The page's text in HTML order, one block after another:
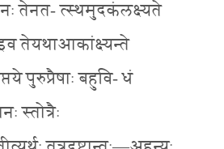
तेनत- त्स्थमुदकंलक्ष्यते
तेयथाआकांक्ष्यन्ते
पुरुप्रैषाः बहुवि- धं
स्तोत्रैः